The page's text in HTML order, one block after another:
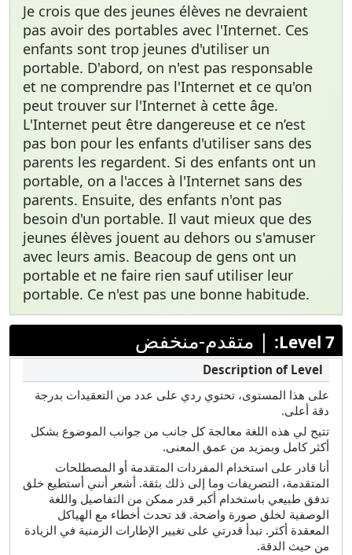
Je crois que des jeunes élèves ne devraient
pas avoir des portables avec l'Internet. Ces
enfants sont trop jeunes d'utiliser un
portable. D'abord, on n'est pas responsable
et ne comprendre pas l'Internet et ce qu'on
peut trouver sur l'Internet à cette âge.
L'Internet peut être dangereuse et ce n’est
pas bon pour les enfants d'utiliser sans des
parents les regardent. Si des enfants ont un
portable, on a l'acces à l'Internet sans des
parents. Ensuite, des enfants n'ont pas
besoin d'un portable. Il vaut mieux que des
jeunes élèves jouent au dehors ou s'amuser
avec leurs amis. Beacoup de gens ont un
portable et ne faire rien sauf utiliser leur
portable. Ce n'est pas une bonne habitude.
Level 7:
| متقدم-منخفض
على هذا المستوى، تحتوي ردي على عدد من التعقيدات بدرجة
دقة أعلى.
تتيح لي هذه اللغة معالجة كل جانب من جوانب الموضوع بشكل
أكثر كامل وبمزيد من عمق المعنى.
أنا قادر على استخدام المفردات المتقدمة أو المصطلحات
المتقدمة، التصريفات وما إلى ذلك بثقة. أشعر أنني أستطيع خلق
تدفق طبيعي باستخدام أكبر قدر ممكن من التفاصيل واللغة
الوصفية لخلق صورة واضحة. قد تحدث أخطاء مع الهياكل
المعقدة أكثر. تبدأ قدرتي على تغيير الإطارات الزمنية في الزيادة
من حيث الدقة.